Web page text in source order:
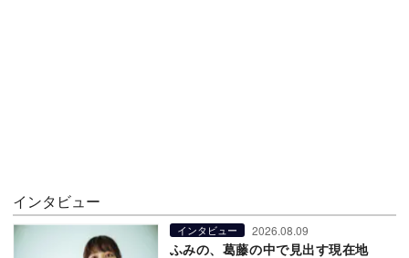
インタビュー
インタビュー 2026.08.09
ふみの、葛藤の中で見出す現在地